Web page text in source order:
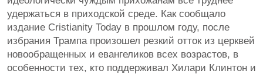
удержаться в приходской среде. Как сообщало
издание Cristianity Today в прошлом году, после
избрания Трампа произошел резкий отток из церквей
новообращенных и евангеликов всех возрастов, в
особенности тех, кто поддерживал Хилари Клинтон и